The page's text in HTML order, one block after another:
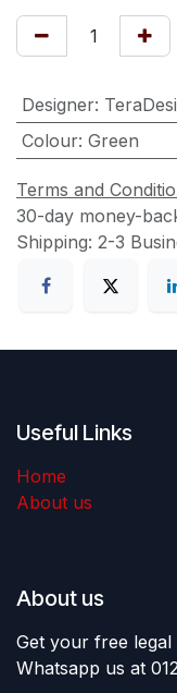
Designer:
Colour: Green
Terms and
30-day money-
Shipping: 2-3
Useful Links
Home
About us
About us
Get your free legal
Whatsapp us at